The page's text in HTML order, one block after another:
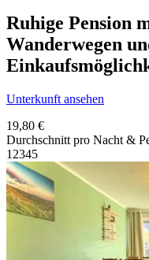
Ruhige Pension
Wanderwegen
Unterkunft ansehen
19,80 €
Durchschnitt pro Nacht &
1 2345